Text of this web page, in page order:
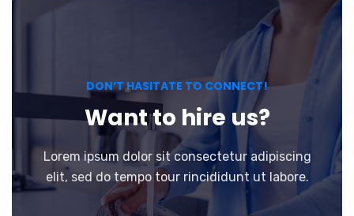
DON’T HASITATE TO CONNECT!
Want to hire us?
Lorem ipsum dolor sit consectetur adipiscing
elit, sed do tempo tour rincididunt ut labore.